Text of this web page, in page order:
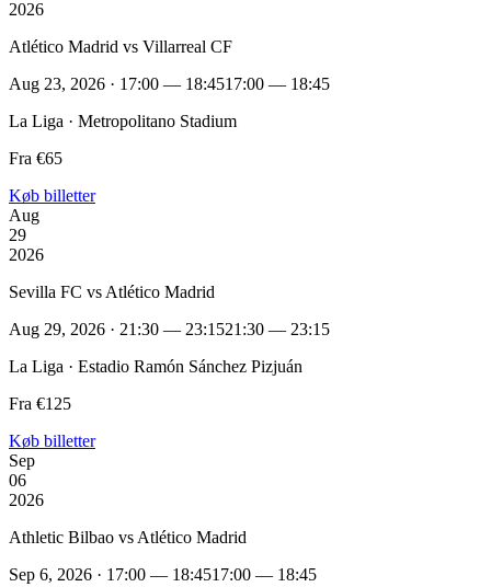
2026
Atlético Madrid vs Villarreal CF
Aug 23, 2026 · 17:00 — 18:4517:00 — 18:45
La Liga · Metropolitano Stadium
Fra €65
Køb billetter
Aug
29
2026
Sevilla FC vs Atlético Madrid
Aug 29, 2026 · 21:30 — 23:1521:30 — 23:15
La Liga · Estadio Ramón Sánchez Pizjuán
Fra €125
Køb billetter
Sep
06
2026
Athletic Bilbao vs Atlético Madrid
Sep 6, 2026 · 17:00 — 18:4517:00 — 18:45